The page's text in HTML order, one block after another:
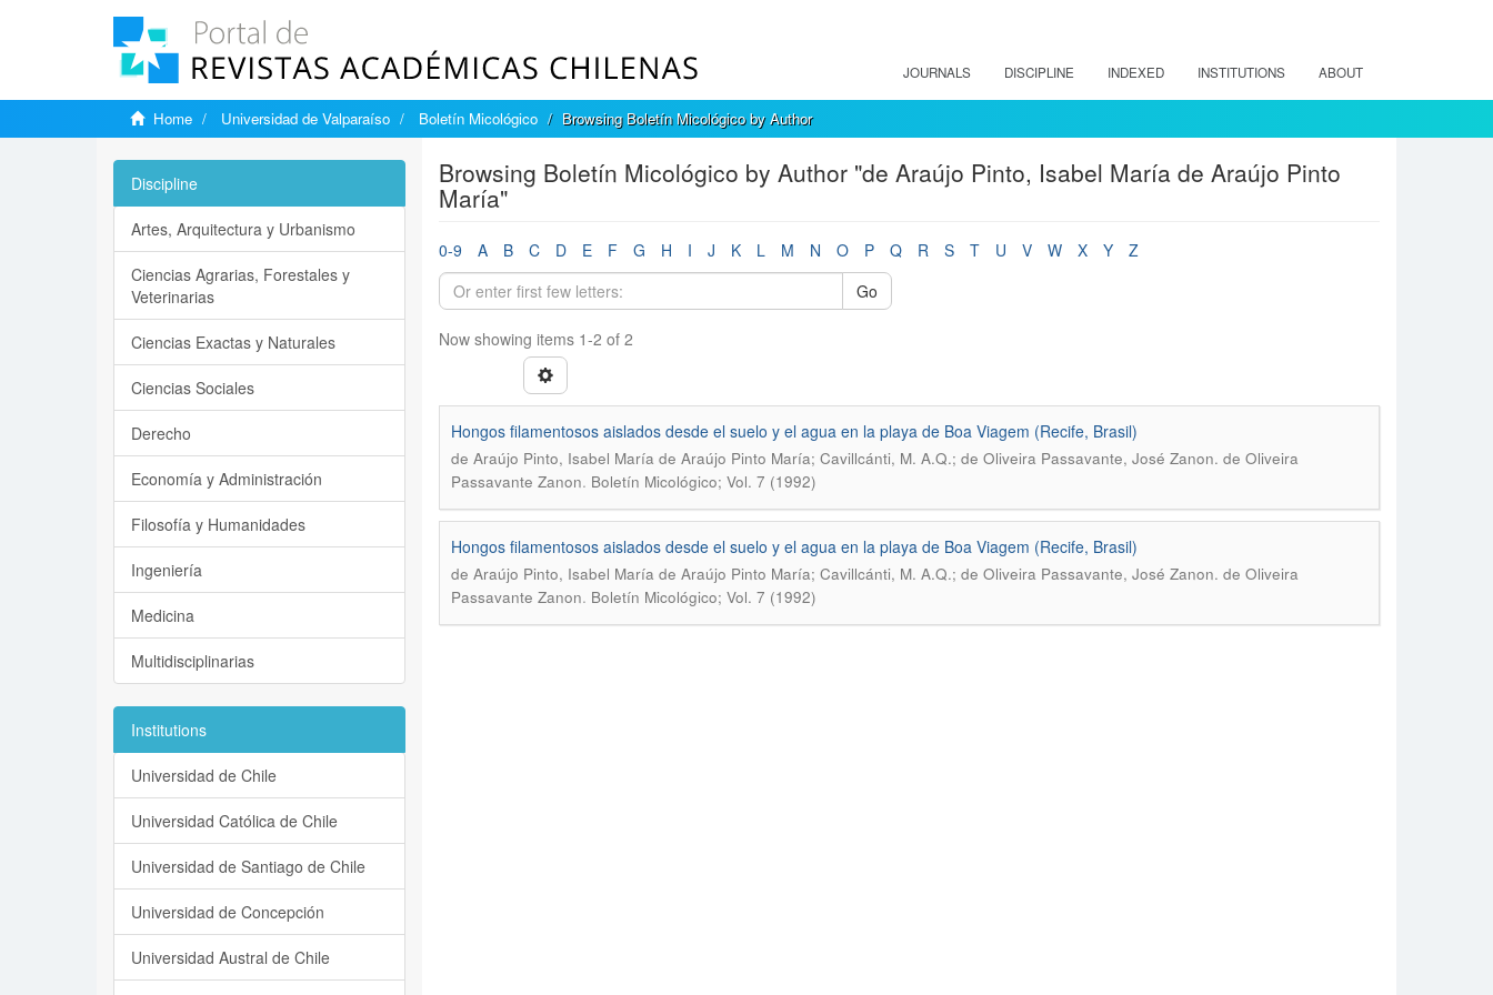
JOURNALS DISCIPLINE INDEXED INSTITUTIONS ABOUT
Home Universidad de Valparaíso Boletín Micológico Browsing Boletín Micológico by Author
Browsing Boletín Micológico by Author "de Araújo Pinto, Isabel María de Araújo Pinto
María"
0-9 A B C D E F G H I J K L M N O P Q R S T U V W X Y
Z
Go
Now showing items 1-2 of 2
Hongos filamentosos aislados desde el suelo y el agua en la playa de Boa Viagem (Recife, Brasil)
de Araújo Pinto, Isabel María de Araújo Pinto María; Cavillcánti, M. A.Q.; de Oliveira Passavante, José Zanon. de Oliveira
Passavante Zanon. Boletín Micológico; Vol. 7 (1992)
Hongos filamentosos aislados desde el suelo y el agua en la playa de Boa Viagem (Recife, Brasil)
de Araújo Pinto, Isabel María de Araújo Pinto María; Cavillcánti, M. A.Q.; de Oliveira Passavante, José Zanon. de Oliveira
Passavante Zanon. Boletín Micológico; Vol. 7 (1992)
Discipline
Artes, Arquitectura y Urbanismo
Ciencias Agrarias, Forestales y
Veterinarias
Ciencias Exactas y Naturales
Ciencias Sociales
Derecho
Economía y Administración
Filosofía y Humanidades
Ingeniería
Medicina
Multidisciplinarias
Institutions
Universidad de Chile
Universidad Católica de Chile
Universidad de Santiago de Chile
Universidad de Concepción
Universidad Austral de Chile